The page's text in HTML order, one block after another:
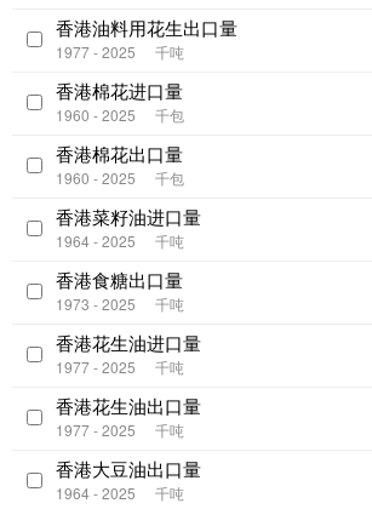
香港油料用花生出口量
1977 - 2025 千吨
香港棉花进口量
1960 - 2025 千包
香港棉花出口量
1960 - 2025 千包
香港菜籽油进口量
1964 - 2025 千吨
香港食糖出口量
1973 - 2025 千吨
香港花生油进口量
1977 - 2025 千吨
香港花生油出口量
1977 - 2025 千吨
香港大豆油出口量
1964 - 2025 千吨